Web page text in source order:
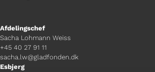
Afdelingschef
Sacha Lohmann Weiss
+45 40 27 91 11
sacha.lw@gladfonden.dk
Esbjerg